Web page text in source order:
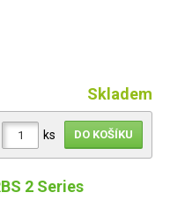
Skladem
ks
2 Series